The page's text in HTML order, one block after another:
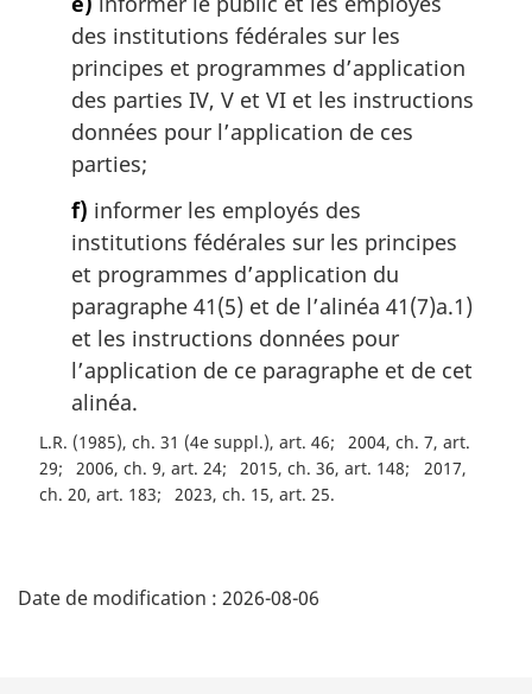
des institutions fédérales sur les
principes et programmes d’application
des parties IV, V et VI et les instructions
données pour l’application de ces
parties;
f) informer les employés des
institutions fédérales sur les principes
et programmes d’application du
paragraphe 41(5) et de l’alinéa 41(7)a.1)
et les instructions données pour
l’application de ce paragraphe et de cet
alinéa.
L.R. (1985), ch. 31 (4e suppl.), art. 46
2004, ch. 7, art.
29
2006, ch. 9, art. 24 2015, ch. 36, art. 148
2017,
ch. 20, art. 183
2023, ch. 15, art. 25
é
Date de modification : 2026-08-06